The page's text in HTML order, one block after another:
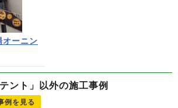
オーニン
ント」以外の施工事例
例を見る